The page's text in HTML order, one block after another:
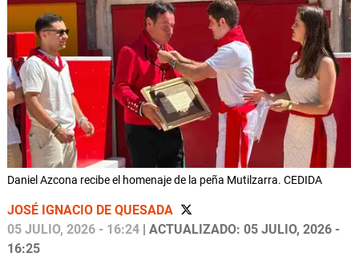
Daniel Azcona recibe el homenaje de la peña Mutilzarra. CEDIDA
JOSÉ IGNACIO DE QUESADA
05 JULIO, 2026 - 16:24 | ACTUALIZADO: 05 JULIO, 2026 -
16:25